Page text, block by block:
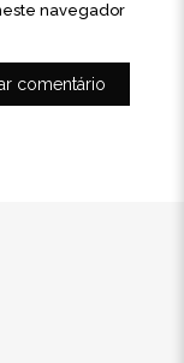
navegador